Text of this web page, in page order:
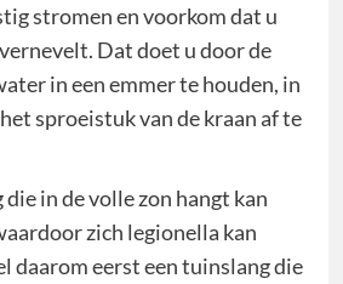
stromen en voorkom dat u
Dat doet u door de
in een emmer te houden, in
sproeistuk van de kraan af te
in de volle zon hangt kan
zich legionella kan
daarom eerst een tuinslang die